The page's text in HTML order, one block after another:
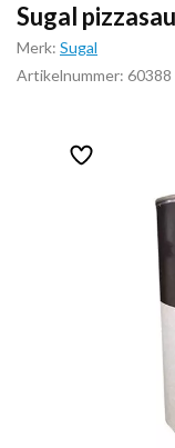
Sugal
Merk: Sugal
Artikelnummer: 60388